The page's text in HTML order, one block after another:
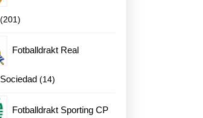
201201
produkter
Fotballdrakt Real
Sociedad 1414
Fotballdrakt Sporting CP